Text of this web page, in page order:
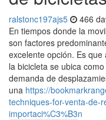
ralstonc197ajs5 466
En tiempos donde la
son factores
excelente opción. Es
la bicicleta se ubica
demanda de
una https://
techniques-for-venta-de-
importaci%C3%B3n